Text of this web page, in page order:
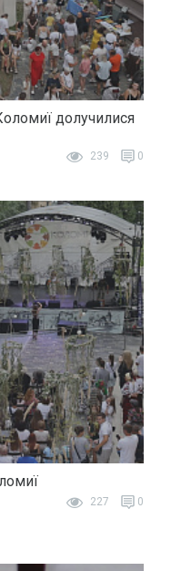
долучилися
239 0
227 0